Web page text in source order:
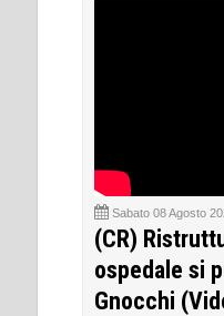
Sabato 08 Agosto
(CR)
ospedale si
Gnocchi